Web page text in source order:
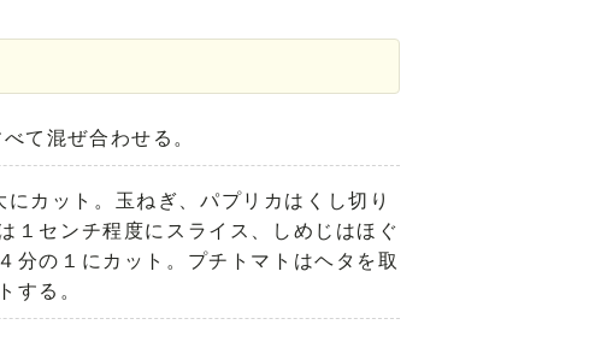
て混ぜ合わせる。
にカット。玉ねぎ、パプリカはくし切り
１センチ程度にスライス、しめじはほぐ
分の１にカット。プチトマトはヘタを取
する。